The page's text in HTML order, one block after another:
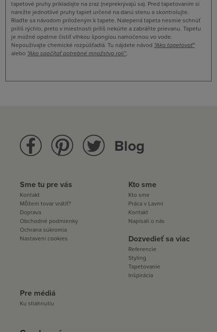
tapetové pruhy prikladajte na zraz (neprekrývajú sa). Pred tapetovaním si
narežte jednotlivé pruhy tapiet určené na danú stenu a skontrolujte.
Riaďte sa návodom priloženým k tapete. Nalepená tapeta nesmie schnúť
príliš rýchlo, preto v miestnosti príliš nekúrte a zabráňte prievanu. Tapetu
je možné opatrne čistiť vlhkou špongiou namočenou vo vode.
Nepoužívajte chemické rozpúšťadlá. Tu nájdete návod "Ako tapetovať"
alebo "Ako spočítať potrebné množstvo rolí”.
Blog
Sme tu pre vás
Kontakt
Môžem tovar vrátiť?
Doprava
Obchodné podmienky
Ochrana súkromia
Nastavení cookies
Kto sme
Kto sme
Práca v Lavmi
Kontakt
Napísali o nás
Dozvedieť sa viac
Referencie
Styling
Tapetovanie
Inšpirácia
Pre médiá
Ku stiahnutiu